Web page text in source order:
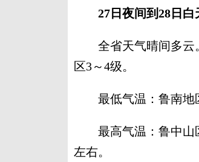
27日夜间到28日白
全省天气晴间多云。
区3～4级。
最低气温：鲁南地
最高气温：鲁中山
左右。